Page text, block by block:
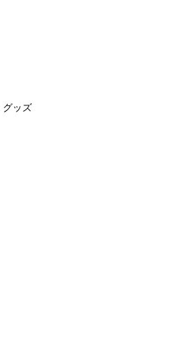
グッズ